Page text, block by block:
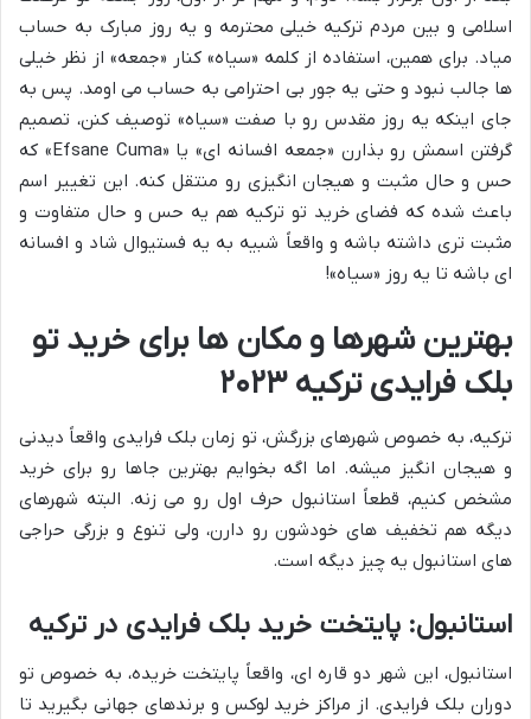
اسلامی و بین مردم ترکیه خیلی محترمه و یه روز مبارک به حساب
میاد. برای همین، استفاده از کلمه «سیاه» کنار «جمعه» از نظر خیلی
ها جالب نبود و حتی یه جور بی احترامی به حساب می اومد. پس به
جای اینکه یه روز مقدس رو با صفت «سیاه» توصیف کنن، تصمیم
گرفتن اسمش رو بذارن «جمعه افسانه ای» یا «Efsane Cuma» که
حس و حال مثبت و هیجان انگیزی رو منتقل کنه. این تغییر اسم
باعث شده که فضای خرید تو ترکیه هم یه حس و حال متفاوت و
مثبت تری داشته باشه و واقعاً شبیه به یه فستیوال شاد و افسانه
ای باشه تا یه روز «سیاه»!
بهترین شهرها و مکان ها برای خرید تو
بلک فرایدی ترکیه ۲۰۲۳
ترکیه، به خصوص شهرهای بزرگش، تو زمان بلک فرایدی واقعاً دیدنی
و هیجان انگیز میشه. اما اگه بخوایم بهترین جاها رو برای خرید
مشخص کنیم، قطعاً استانبول حرف اول رو می زنه. البته شهرهای
دیگه هم تخفیف های خودشون رو دارن، ولی تنوع و بزرگی حراجی
های استانبول یه چیز دیگه است.
استانبول: پایتخت خرید بلک فرایدی در ترکیه
استانبول، این شهر دو قاره ای، واقعاً پایتخت خریده، به خصوص تو
دوران بلک فرایدی. از مراکز خرید لوکس و برندهای جهانی بگیرید تا